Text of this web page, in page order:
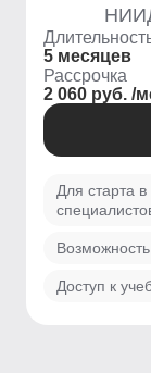
5 месяцев
Рассрочка
2 060 руб. /
Для старта
Доступ к